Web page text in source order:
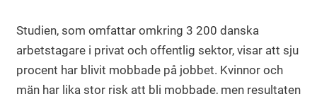
Studien, som omfattar omkring 3 200 danska
arbetstagare i privat och offentlig sektor, visar att sju
procent har blivit mobbade på jobbet. Kvinnor och
män har lika stor risk att bli mobbade, men resultaten